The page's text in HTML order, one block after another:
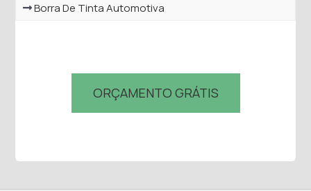
Borra De Tinta Automotiva
ORÇAMENTO GRÁTIS